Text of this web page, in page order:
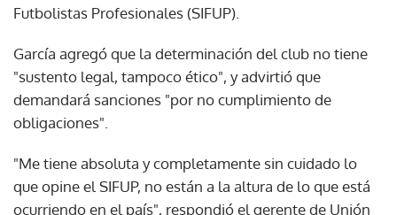
Futbolistas Profesionales (SIFUP).
García agregó que la determinación del club no tiene
"sustento legal, tampoco ético", y advirtió que
demandará sanciones "por no cumplimiento de
obligaciones".
"Me tiene absoluta y completamente sin cuidado lo
que opine el SIFUP, no están a la altura de lo que está
ocurriendo en el país", respondió el gerente de Unión